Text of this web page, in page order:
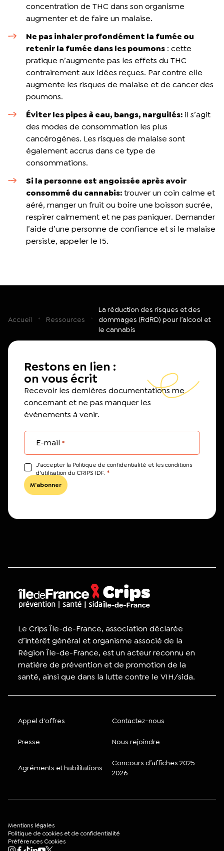
concentration de THC dans son organisme
augmenter et de faire un malaise.
Ne pas inhaler profondément la fumée ou
retenir la fumée dans les poumons : cette
pratique n’augmente pas les effets du THC
contrairement aux idées reçues. Par contre elle
augmente les risques de malaise et de cancer des
poumons.
Éviter les pipes à eau, bangs, narguilés: il s’agit
des modes de consommation les plus
cancérogènes. Les risques de malaise sont
également accrus dans ce type de
consommations.
Si la personne est angoissée après avoir
consommé du cannabis:trouver un coin calme et
aéré, manger un fruit ou boire une boisson sucrée,
respirer calmement et ne pas paniquer. Demander
l’aide d’une personne de confiance et si le malaise
persiste, appeler le 15.
Accueil Ressources
La réduction des risques et des
dommages (RdRD) pour l’alcool et
le cannabis
Restons en lien :
on vous écrit
Recevoir les dernières documentations me
concernant et ne pas manquer les
événements à venir.
E-mail *
J’accepter la Politique de confidentialité et les conditions
d'utilisation du CRIPS IDF. *
Le Crips Île-de-France, association déclarée
d’intérêt général et organisme associé de la
Région Île-de-France, est un acteur reconnu en
matière de prévention et de promotion de la
santé, ainsi que dans la lutte contre le VIH/sida.
Appel d'offres Contactez-nous
Presse Nous rejoindre
Agréments et habilitations
Concours d’affiches 2025-
2026
Mentions légales
Politique de cookies et de confidentialité
Préférences Cookies